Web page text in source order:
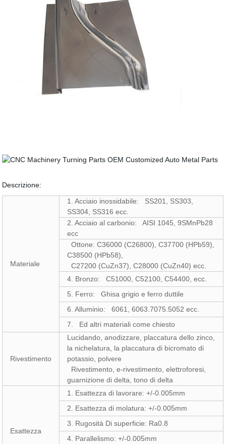
Descrizione:
Materiale
1. Acciaio inossidabile: SS201, SS303,
SS304, SS316 ecc.
2. Acciaio al carbonio: AISI 1045, 9SMnPb28
ecc
Ottone: C36000 (C26800), C37700 (HPb59),
C38500 (HPb58),
C27200 (CuZn37), C28000 (CuZn40) ecc.
4. Bronzo: C51000, C52100, C54400, ecc.
5. Ferro: Ghisa grigio e ferro duttile
6. Alluminio: 6061, 6063.7075.5052 ecc.
7. Ed altri materiali come chiesto
Rivestimento
Lucidando, anodizzare, placcatura dello zinco,
la nichelatura, la placcatura di bicromato di
potassio, polvere
Rivestimento, e-rivestimento, elettroforesi,
guarnizione di delta, tono di delta
Esattezza
1. Esattezza di lavorare: +/-0.005mm
2. Esattezza di molatura: +/-0.005mm
3. Rugosità Di superficie: Ra0.8
4. Parallelismo: +/-0.005mm